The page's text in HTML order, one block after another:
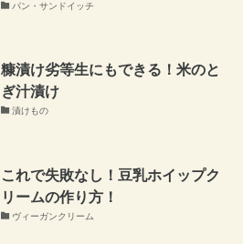
パン・サンドイッチ
糠漬け劣等生にもできる！米のと
ぎ汁漬け
漬けもの
これで失敗なし！豆乳ホイップク
リームの作り方！
ヴィーガンクリーム